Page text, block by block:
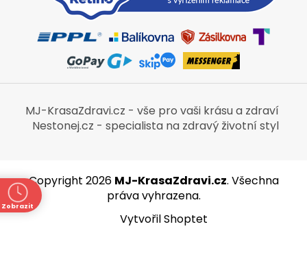
MJ-KrasaZdravi.cz - vše pro vaši krásu a zdraví
Nestonej.cz - specialista na zdravý životní styl
Vytvořil Shoptet
Copyright 2026 MJ-KrasaZdravi.cz. Všechna
práva vyhrazena.
Zobrazit